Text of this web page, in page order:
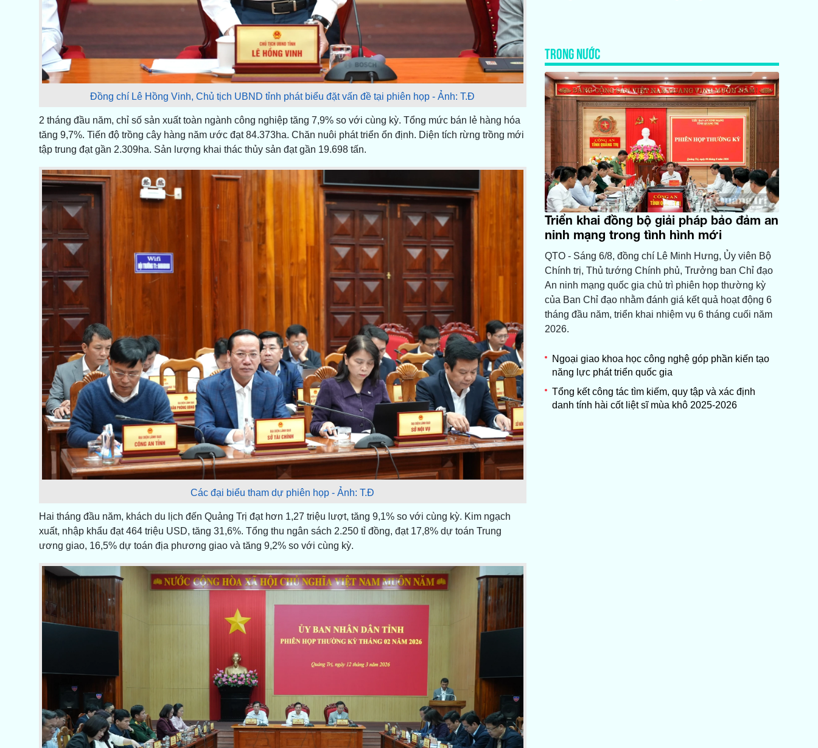
Đồng chí Lê Hồng Vinh, Chủ tịch UBND tỉnh phát biểu đặt vấn đề tại phiên họp - Ảnh: T.Đ
2 tháng đầu năm, chỉ số sản xuất toàn ngành công nghiệp tăng 7,9% so với cùng kỳ. Tổng mức bán lẻ hàng hóa
tăng 9,7%. Tiến độ trồng cây hàng năm ước đạt 84.373ha. Chăn nuôi phát triển ổn định. Diện tích rừng trồng mới
tập trung đạt gần 2.309ha. Sản lượng khai thác thủy sản đạt gần 19.698 tấn.
Các đại biểu tham dự phiên họp - Ảnh: T.Đ
Hai tháng đầu năm, khách du lịch đến Quảng Trị đạt hơn 1,27 triệu lượt, tăng 9,1% so với cùng kỳ. Kim ngạch
xuất, nhập khẩu đạt 464 triệu USD, tăng 31,6%. Tổng thu ngân sách 2.250 tỉ đồng, đạt 17,8% dự toán Trung
ương giao, 16,5% dự toán địa phương giao và tăng 9,2% so với cùng kỳ.
TRONG NƯỚC
Triển khai đồng bộ giải pháp bảo đảm an
ninh mạng trong tình hình mới
QTO - Sáng 6/8, đồng chí Lê Minh Hưng, Ủy viên Bộ
Chính trị, Thủ tướng Chính phủ, Trưởng ban Chỉ đạo
An ninh mạng quốc gia chủ trì phiên họp thường kỳ
của Ban Chỉ đạo nhằm đánh giá kết quả hoạt động 6
tháng đầu năm, triển khai nhiệm vụ 6 tháng cuối năm
2026.
Ngoại giao khoa học công nghệ góp phần kiến tạo
năng lực phát triển quốc gia
Tổng kết công tác tìm kiếm, quy tập và xác định
danh tính hài cốt liệt sĩ mùa khô 2025-2026